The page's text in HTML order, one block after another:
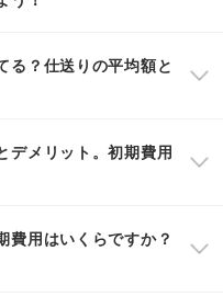
る？仕送りの平均額と
デメリット。初期費用
費用はいくらですか？